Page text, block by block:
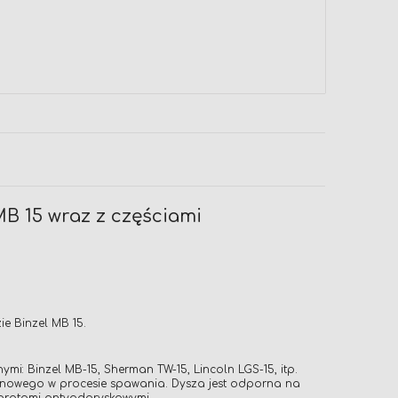
15 wraz z częściami
Binzel MB 15.
Binzel MB-15, Sherman TW-15, Lincoln LGS-15, itp.
w procesie spawania. Dysza jest odporna na